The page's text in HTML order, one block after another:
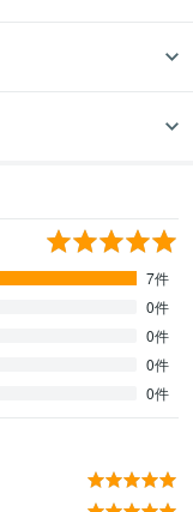
7件
0件
0件
0件
0件